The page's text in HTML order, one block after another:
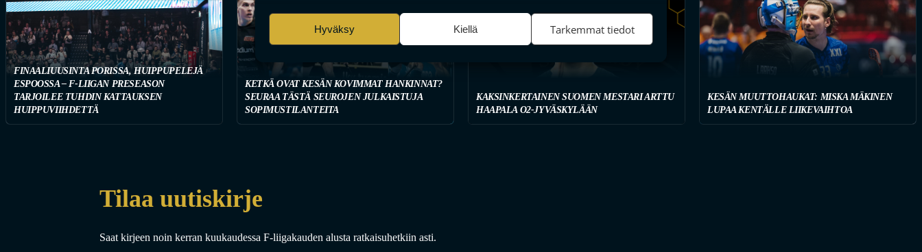
Hyväksy Kiellä Tarkemmat tiedot
FINAALIUUSINTA PORISSA, HUIPPUPELEJÄ
ESPOOSSA – F-LIIGAN PRESEASON
TARJOILEE TUHDIN KATTAUKSEN
HUIPPUVIIHDETTÄ
KETKÄ OVAT KESÄN KOVIMMAT HANKINNAT?
SEURAA TÄSTÄ SEUROJEN JULKAISTUJA
SOPIMUSTILANTEITA
KAKSINKERTAINEN SUOMEN MESTARI ARTTU
HAAPALA O2-JYVÄSKYLÄÄN
KESÄN MUUTTOHAUKAT: MISKA MÄKINEN
LUPAA KENTÄLLE LIIKEVAIHTOA
Tilaa uutiskirje
Saat kirjeen noin kerran kuukaudessa F-liigakauden alusta ratkaisuhetkiin asti.